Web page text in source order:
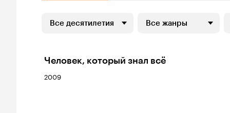
Все десятилетия Все жанры
Человек, который знал всё
2009